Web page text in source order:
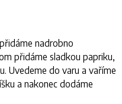
nadrobno
přidáme sladkou papriku,
Uvedeme do varu a vaříme
a nakonec dodáme